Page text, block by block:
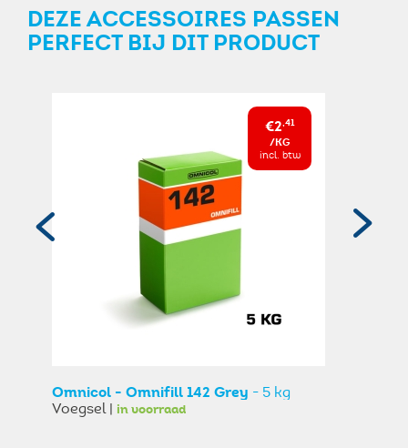
DEZE ACCESSOIRES PASSEN
PERFECT BIJ DIT PRODUCT
€2,41
/KG
incl. btw
Omnicol - Omnifill 142 Grey - 5 kg
Voegsel | in voorraad